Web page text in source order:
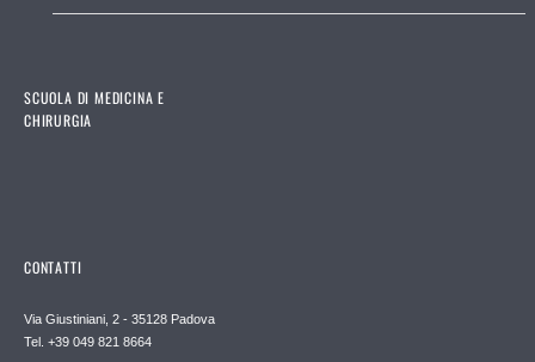
SCUOLA DI MEDICINA E
CHIRURGIA
CONTATTI
Via Giustiniani, 2 - 35128 Padova
Tel. +39 049 821 8664